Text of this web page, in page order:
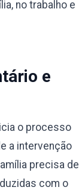
no trabalho e
e
o processo
a intervenção
precisa de
com o